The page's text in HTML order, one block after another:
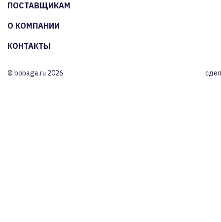
ПОСТАВЩИКАМ
О КОМПАНИИ
КОНТАКТЫ
© bobaga.ru 2026